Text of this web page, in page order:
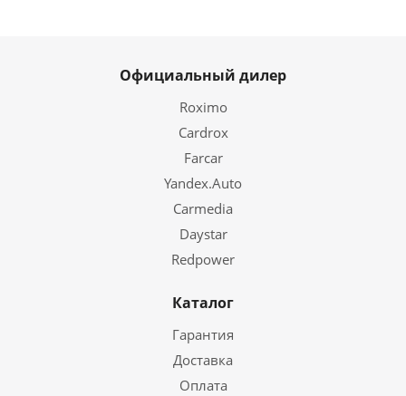
Официальный дилер
Roximo
Cardrox
Farcar
Yandex.Auto
Carmedia
Daystar
Redpower
Каталог
Гарантия
Доставка
Оплата